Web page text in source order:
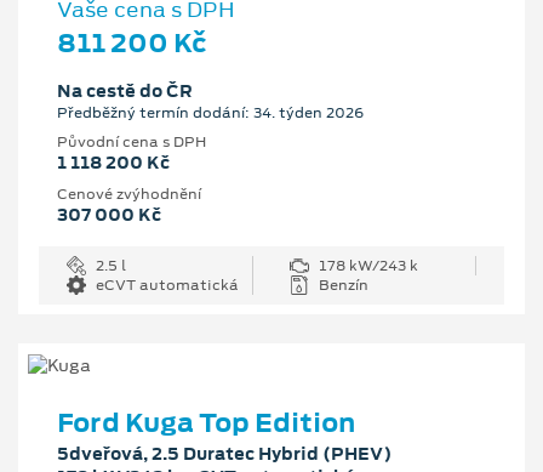
Vaše cena s DPH
811 200 Kč
Na cestě do ČR
Předběžný termín dodání: 34. týden 2026
Původní cena s DPH
1 118 200 Kč
Cenové zvýhodnění
307 000 Kč
2.5 l
178 kW/243 k
eCVT automatická
Benzín
Ford Kuga Top Edition
5dveřová, 2.5 Duratec Hybrid (PHEV)